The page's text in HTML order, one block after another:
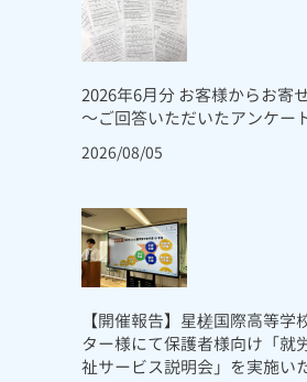
2026年6月分 お客様からお寄
～ご回答いただいたアンケー
2026/08/05
【開催報告】星槎国際高等学
ター様にて保護者様向け「就
祉サービス説明会」を実施い